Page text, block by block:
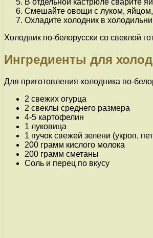
В отдельной кастрюле сварите
Смешайте овощи с луком,
Охладите холодник в
Холодник по-белорусски со свеклой
Ингредиенты для
Для приготовления холодника по-
2 свежих огурца
2 свеклы среднего размера
4-5 картофелин
1 луковица
1 пучок свежей зелени (укроп,
200 грамм кислого молока
200 грамм сметаны
Соль и перец по вкусу